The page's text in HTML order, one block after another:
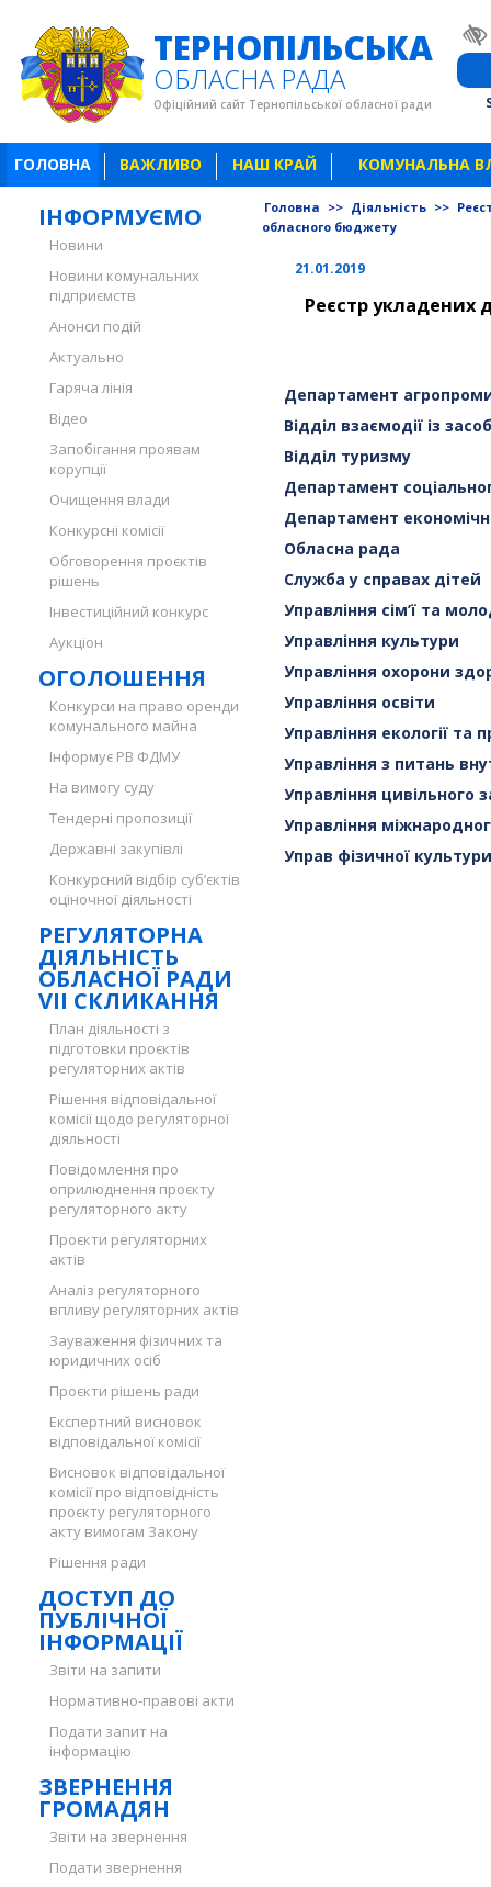
ТЕРНОПІЛЬСЬКА
ОБЛАСНА РАДА
Офіційний сайт Тернопільської обласної ради
ГОЛОВНА ВАЖЛИВО НАШ КРАЙ КОМУНАЛЬНА
ІНФОРМУЄМО
Новини
Новини комунальних
підприємств
Анонси подій
Актуально
Гаряча лінія
Відео
Запобігання проявам
корупції
Очищення влади
Конкурсні комісії
Обговорення проєктів
рішень
Інвестиційний конкурс
Аукціон
ОГОЛОШЕННЯ
Конкурси на право оренди
комунального майна
Інформує РВ ФДМУ
На вимогу суду
Тендерні пропозиції
Державні закупівлі
Конкурсний відбір суб’єктів
оціночної діяльності
РЕГУЛЯТОРНА
ДІЯЛЬНІСТЬ
ОБЛАСНОЇ РАДИ
VII СКЛИКАННЯ
План діяльності з
підготовки проєктів
регуляторних актів
Рішення відповідальної
комісії щодо регуляторної
діяльності
Повідомлення про
оприлюднення проєкту
регуляторного акту
Проєкти регуляторних
актів
Аналіз регуляторного
впливу регуляторних актів
Зауваження фізичних та
юридичних осіб
Проєкти рішень ради
Експертний висновок
відповідальної комісії
Висновок відповідальної
комісії про відповідність
проєкту регуляторного
акту вимогам Закону
Рішення ради
ДОСТУП ДО
ПУБЛІЧНОЇ
ІНФОРМАЦІЇ
Звіти на запити
Нормативно-правові акти
Подати запит на
інформацію
ЗВЕРНЕННЯ
ГРОМАДЯН
Звіти на звернення
Подати звернення
Головна >> Діяльність >>
обласного бюджету
21.01.2019
Реєстр укладених
Департамент
Відділ взаємодії із
Відділ туризму
Департамент
Департамент
Обласна рада
Служба у справах дітей
Управління сім’ї та
Управління культури
Управління охорони
Управління освіти
Управління екології та
Управління з питань
Управління цивільного
Управління
Управ фізичної